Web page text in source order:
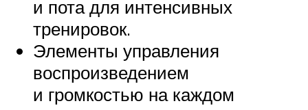
и пота для интенсивных
тренировок.
Элементы управления
воспроизведением
и громкостью на каждом